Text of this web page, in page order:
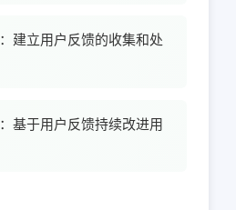
：建立用户反馈的收集和处
：基于用户反馈持续改进用